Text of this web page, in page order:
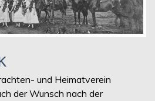
und Heimatverein
der Wunsch nach der